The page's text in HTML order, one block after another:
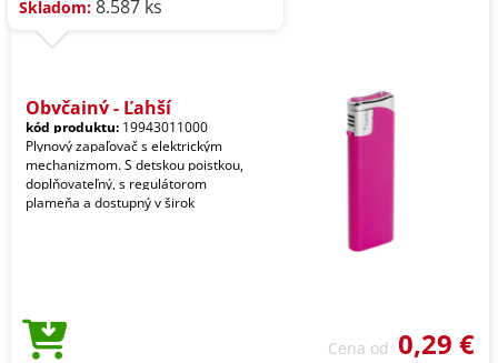
Skladom: 8.587 ks
Obyčajný - Ľahší
kód produktu: 19943011000
Plynový zapaľovač s elektrickým
mechanizmom. S detskou poistkou,
doplňovateľný, s regulátorom
plameňa a dostupný v širok
Cena od 0,29 €